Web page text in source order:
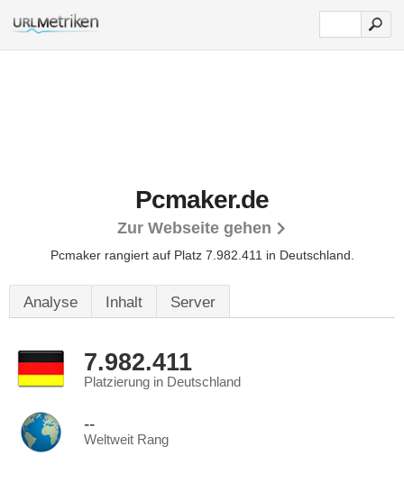
Pcmaker.de
Zur Webseite gehen
Pcmaker rangiert auf Platz 7.982.411 in Deutschland.
Analyse Inhalt Server
7.982.411
Platzierung in Deutschland
--
Weltweit Rang